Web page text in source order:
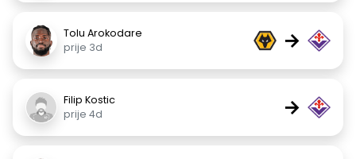
Tolu Arokodare
prije 3d
→
Filip Kostic
prije 4d
→